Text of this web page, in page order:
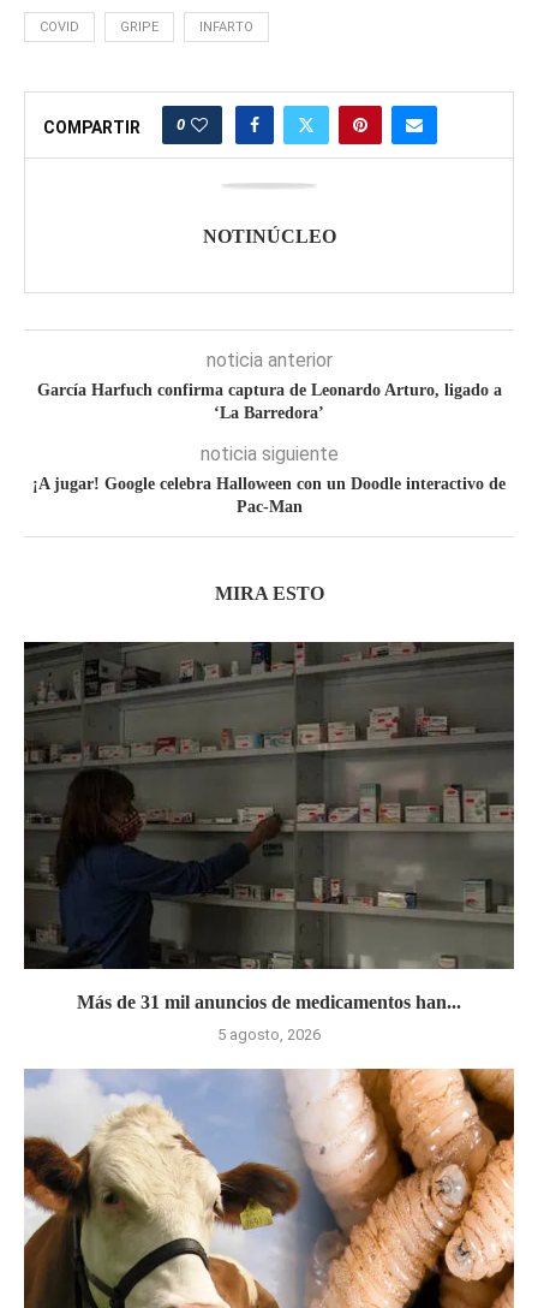
COVID GRIPE INFARTO
COMPARTIR 0
NOTINÚCLEO
noticia anterior
García Harfuch confirma captura de Leonardo Arturo, ligado a
‘La Barredora’
noticia siguiente
¡A jugar! Google celebra Halloween con un Doodle interactivo de
Pac-Man
MIRA ESTO
Más de 31 mil anuncios de medicamentos han...
5 agosto, 2026